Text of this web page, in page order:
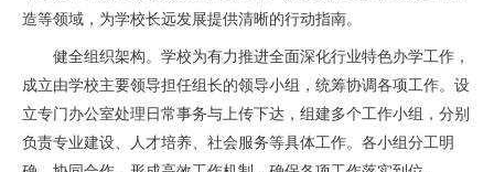
造等领域，为学校长远发展提供清晰的行动指南。
健全组织架构。学校为有力推进全面深化行业特色办学工作，
成立由学校主要领导担任组长的领导小组，统筹协调各项工作。设
立专门办公室处理日常事务与上传下达，组建多个工作小组，分别
负责专业建设、人才培养、社会服务等具体工作。各小组分工明